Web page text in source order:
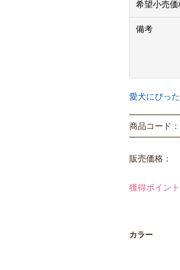
にワンちゃ
※商品画像
価格はメー
希望小売価
備考
愛犬にぴっ
商品コード
販売価格：
獲得ポイン
カラー